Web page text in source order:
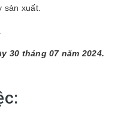
sản xuất.
30 tháng 07 năm 2024.